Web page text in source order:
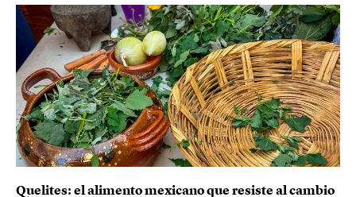
Quelites: el alimento mexicano que resiste al cambio